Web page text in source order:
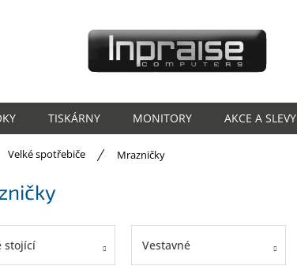
TISKÁRNY MONITORY AKCE A SLEVY
Velké spotřebiče Mrazničky
stojící Vestavné